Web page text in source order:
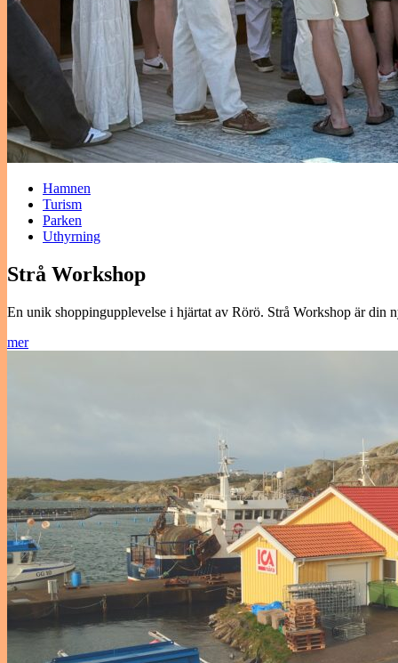
Hamnen
Turism
Parken
Uthyrning
Strå Workshop
En unik shoppingupplevelse i hjärtat av Rörö. Strå Workshop är din
mer